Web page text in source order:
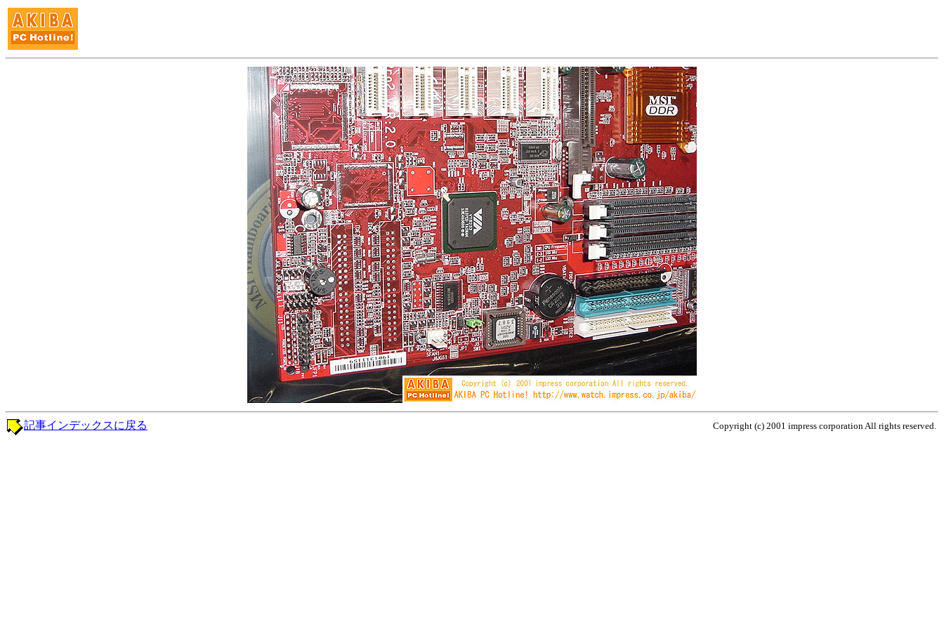
Copyright (c) 2001 impress corporation All rights reserved.
記事インデックスに戻る